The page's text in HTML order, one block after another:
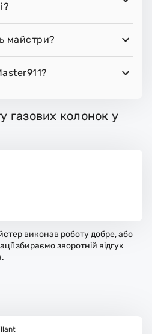
майстри?
газових колонок у
виконав роботу добре, або
збираємо зворотній відгук